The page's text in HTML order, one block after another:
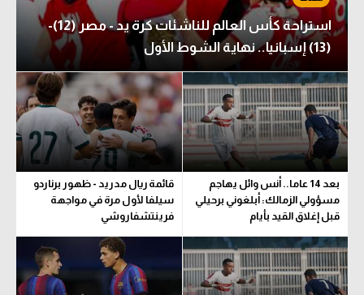
استراحة كأس العالم للناشئات كرة يد - مصر (12)-
(13) إسبانيا.. نهاية الشوط الأول
بعد 14 عاما.. أنس وائل يهاجم
مسؤولي الزمالك: أبلغوني برحيلي
قبل إغلاق القيد بأيام
قائمة ريال مدريد - ظهور برناردو
سيلفا لأول مرة في مواجهة
فرينتشفاروشي